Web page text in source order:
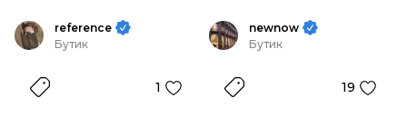
reference
Бутик
1
newnow
Бутик
19